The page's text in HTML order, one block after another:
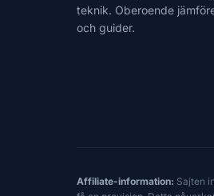
teknik. Oberoende
och guider.
Affiliate-information: Sajten